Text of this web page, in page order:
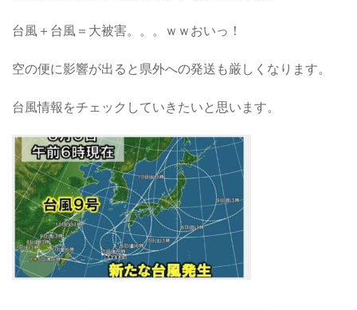
台風＋台風＝大被害。。。ｗｗおいっ！
空の便に影響が出ると県外への発送も厳しくなります。
台風情報をチェックしていきたいと思います。